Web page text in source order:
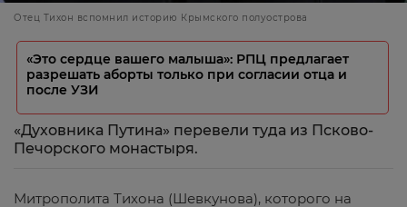
Отец Тихон вспомнил историю Крымского полуострова
«Это сердце вашего малыша»: РПЦ предлагает
разрешать аборты только при согласии отца и
после УЗИ
«Духовника Путина» перевели туда из Псково-
Печорского монастыря.
Митрополита Тихона (Шевкунова), которого на